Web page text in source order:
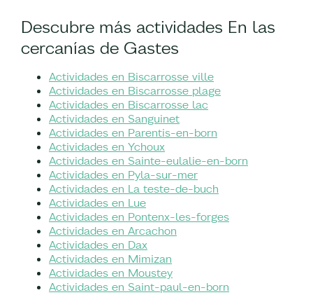
Descubre más actividades En las
cercanías de Gastes
Actividades en Biscarrosse ville
Actividades en Biscarrosse plage
Actividades en Biscarrosse lac
Actividades en Sanguinet
Actividades en Parentis-en-born
Actividades en Ychoux
Actividades en Sainte-eulalie-en-born
Actividades en Pyla-sur-mer
Actividades en La teste-de-buch
Actividades en Lue
Actividades en Pontenx-les-forges
Actividades en Arcachon
Actividades en Dax
Actividades en Mimizan
Actividades en Moustey
Actividades en Saint-paul-en-born